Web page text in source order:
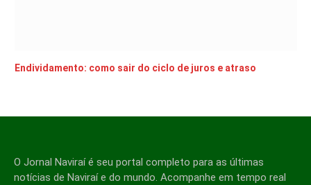
Endividamento: como sair do ciclo de juros e atraso
O Jornal Naviraí é seu portal completo para as últimas
notícias de Naviraí e do mundo. Acompanhe em tempo real